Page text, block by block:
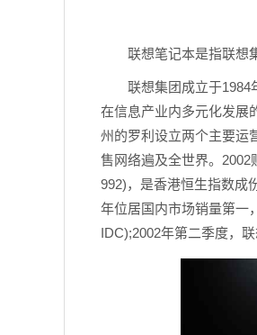
联想笔记本是指联想
联想集团成立于1984
在信息产业内多元化发展
州的罗利设立两个主要运
售网络遍及全世界。2002
992)，是香港恒生指数成
年位居国内市场销量第一
IDC);2002年第二季度，